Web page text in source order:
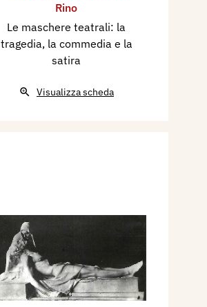
Rino
Le maschere teatrali: la
tragedia, la commedia e la
satira
Visualizza scheda